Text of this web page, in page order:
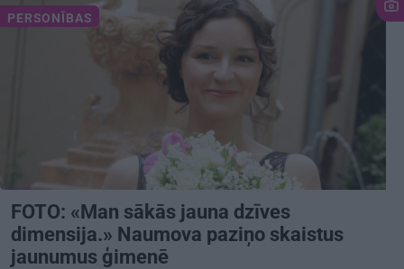
PERSONĪBAS
FOTO: «Man sākās jauna dzīves
dimensija.» Naumova paziņo skaistus
jaunumus ģimenē